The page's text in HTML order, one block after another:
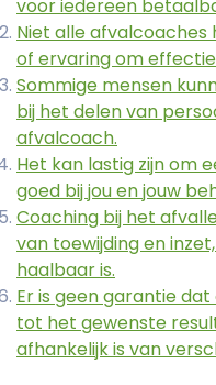
voor iedereen
Niet alle afvalcoaches
of ervaring om
Sommige mensen
bij het delen van
afvalcoach.
Het kan lastig zijn om
goed bij jou en jouw
Coaching bij het
van toewijding en
haalbaar is.
Er is geen garantie
tot het gewenste
afhankelijk is van